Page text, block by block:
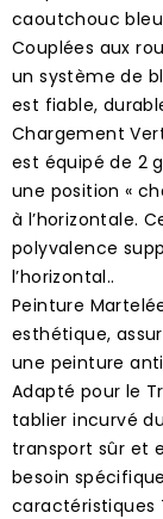
caoutchouc
Couplées aux
un système de
est fiable,
Chargement
est équipé de 2
une position «
à l’horizontale.
polyvalence
l’horizontal..
Peinture
esthétique,
une peinture
Adapté pour le
tablier incurvé
transport sûr et
besoin
caractéristiques